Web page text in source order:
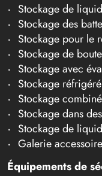
Stockage de
Stockage des
Stockage pour le
Stockage de
Stockage avec
Stockage réfrigéré
Stockage combiné
Stockage dans
Stockage de
Galerie
Équipements de